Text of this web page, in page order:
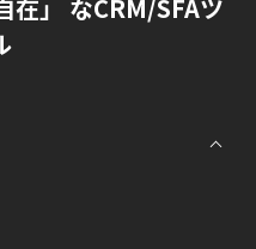
在」 なCRM/SFAツ